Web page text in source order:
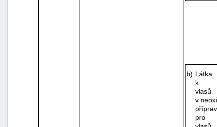
b) Látka
k
vlasů
v
pro